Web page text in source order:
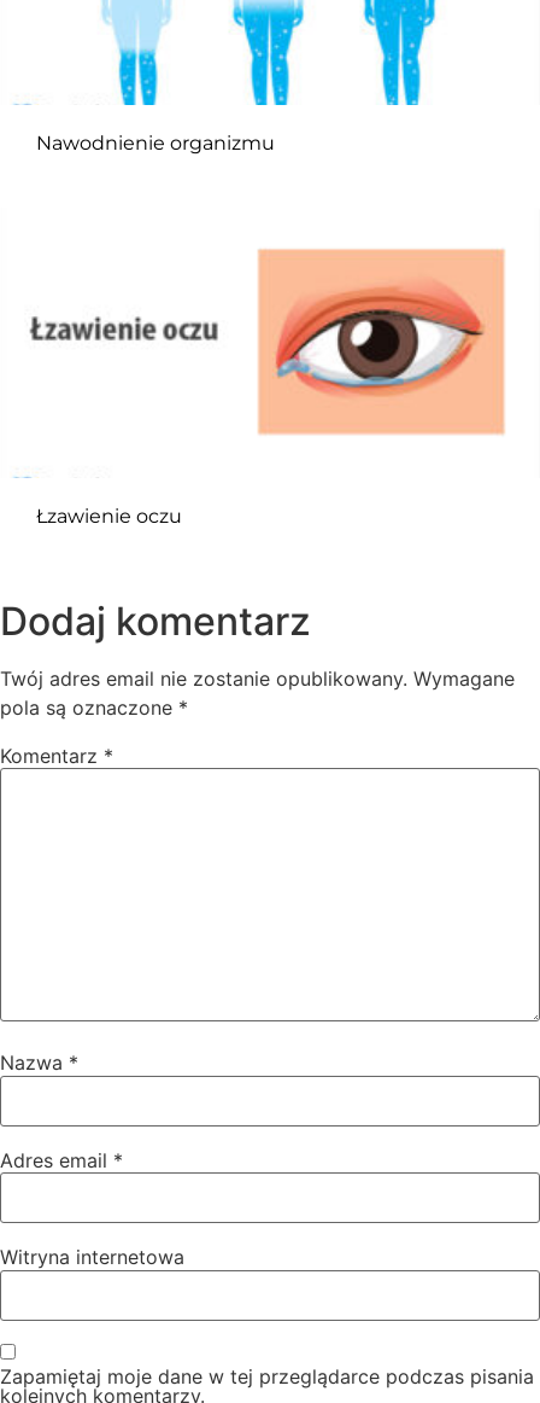
Nawodnienie organizmu
Łzawienie oczu
Dodaj komentarz
Twój adres email nie zostanie opublikowany. Wymagane
pola są oznaczone *
Komentarz *
Nazwa *
Adres email *
Witryna internetowa
Zapamiętaj moje dane w tej przeglądarce podczas pisania
kolejnych komentarzy.